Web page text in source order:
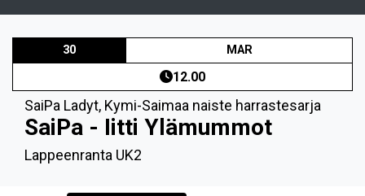
30 MAR
12.00
SaiPa Ladyt, Kymi-Saimaa naiste harrastesarja
SaiPa - Iitti Ylämummot
Lappeenranta UK2